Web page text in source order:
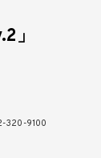
」
320-9100